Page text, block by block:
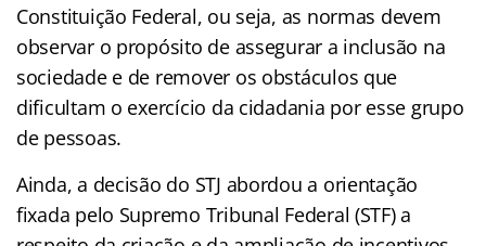
Constituição Federal, ou seja, as normas devem
observar o propósito de assegurar a inclusão na
sociedade e de remover os obstáculos que
dificultam o exercício da cidadania por esse grupo
de pessoas.
Ainda, a decisão do STJ abordou a orientação
fixada pelo Supremo Tribunal Federal (STF) a